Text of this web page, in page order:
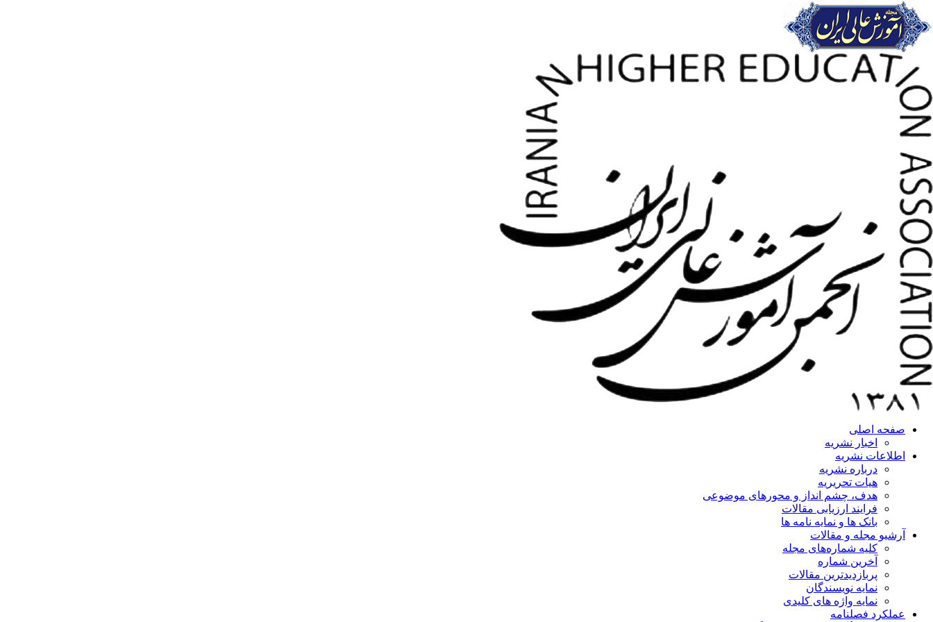
صفحه اصلی
اخبار نشریه
اطلاعات نشریه
درباره نشریه
هیات تحریریه
هدف، چشم انداز و محورهای موضوعی
فرایند ارزیابی مقالات
بانک ها و نمایه نامه ها
آرشیو مجله و مقالات
کلیه شماره‌های مجله
آخرین شماره
پربازدیدترین مقالات
نمایه نویسندگان
نمایه واژه های کلیدی
عملکرد فصلنامه